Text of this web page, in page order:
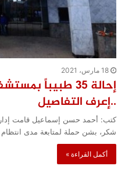
18 مارس، 2021
إحالة 35 طبيباً
..إعرف التفاصيل
كتب: أحمد حسن إسماعيل قامت إدارة
شكر، بشن حملة لمتابعة مدى انتظام
أكمل القراءة »